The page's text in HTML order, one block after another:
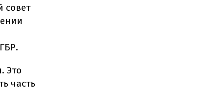
совет
Это
часть